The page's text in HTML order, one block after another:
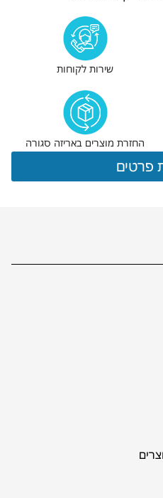
שירות לקוחות
החזרת מוצרים באריזה סגורה
פרטים